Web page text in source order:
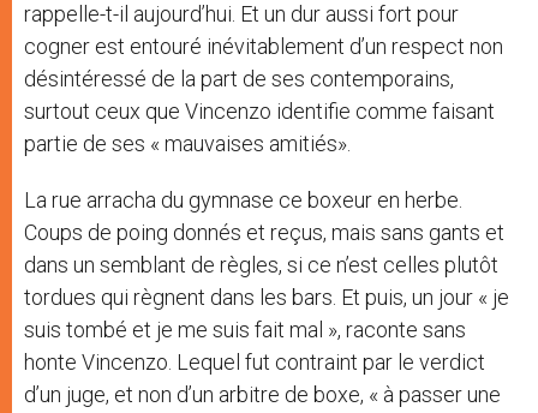
rappelle-t-il aujourd’hui. Et un dur aussi fort pour
cogner est entouré inévitablement d’un respect non
désintéressé de la part de ses contemporains,
surtout ceux que Vincenzo identifie comme faisant
partie de ses « mauvaises amitiés».
La rue arracha du gymnase ce boxeur en herbe.
Coups de poing donnés et reçus, mais sans gants et
dans un semblant de règles, si ce n’est celles plutôt
tordues qui règnent dans les bars. Et puis, un jour « je
suis tombé et je me suis fait mal », raconte sans
honte Vincenzo. Lequel fut contraint par le verdict
d’un juge, et non d’un arbitre de boxe, « à passer une